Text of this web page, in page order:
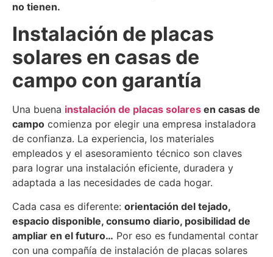
no tienen.
Instalación de placas
solares en casas de
campo con garantía
Una buena instalación de placas solares en casas de
campo comienza por elegir una empresa instaladora
de confianza. La experiencia, los materiales
empleados y el asesoramiento técnico son claves
para lograr una instalación eficiente, duradera y
adaptada a las necesidades de cada hogar.
Cada casa es diferente: orientación del tejado,
espacio disponible, consumo diario, posibilidad de
ampliar en el futuro… Por eso es fundamental contar
con una compañía de instalación de placas solares